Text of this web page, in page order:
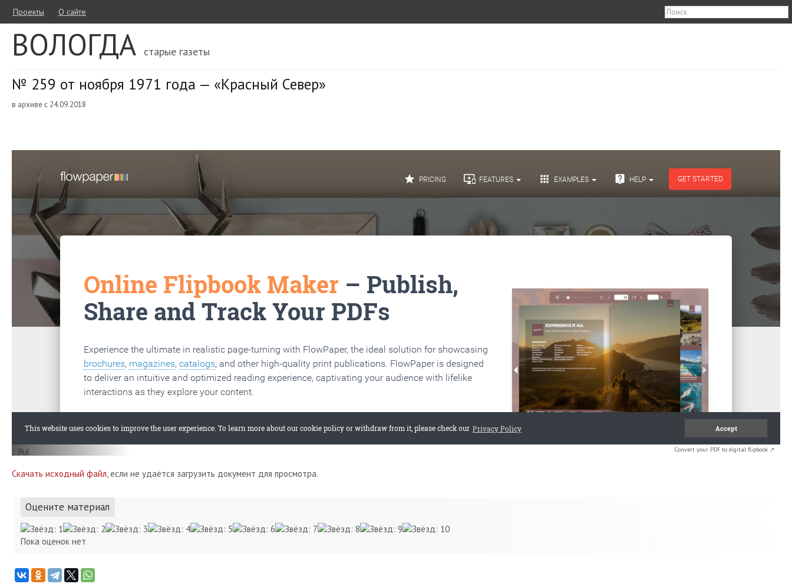
Проекты О сайте
ВОЛОГДА старые газеты
№ 259 от ноября 1971 года — «Красный Север»
в архиве с 24.09.2018
Convert your PDF to digital flipbook ↗
Скачать исходный файл, если не удаётся загрузить документ для просмотра.
Оцените материал
Пока оценок нет